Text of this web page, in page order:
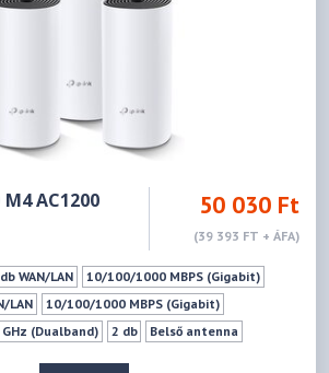
M4 AC1200
50 030 Ft
(39 393 FT + ÁFA)
WAN/LAN
10/100/1000 MBPS (Gigabit)
LAN
10/100/1000 MBPS (Gigabit)
(Dualband)
2 db
Belső antenna